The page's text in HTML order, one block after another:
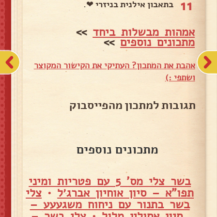
11 בתאבון אילנית בניזרי ❤.
אמהות מבשלות ביחד >>
מתכונים נוספים>>
אהבת את המתכון? העתיקי את הקישור המקוצר
ושתפי :)
תגובות למתכון מהפייסבוק
מתכונים נוספים
בשר צלי מס' 5 עם פטריות ומיני
תפו"א – סיון אוחיון אברג׳ל • צלי
בשר בתנור עם ניחוח משגעעע –